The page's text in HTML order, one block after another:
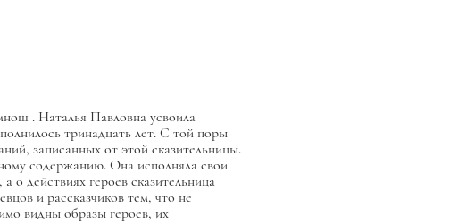
. Наталья Павловна усвоила
тринадцать лет. С той поры
записанных от этой сказительницы.
содержанию. Она исполняла свои
о действиях героев сказительница
и рассказчиков тем, что не
видны образы героев, их